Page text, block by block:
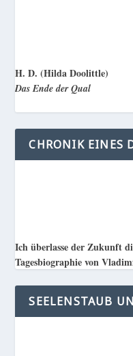
H. D. (Hilda Doolittle)
Das Ende der Qual
CHRONIK EINES
Ich überlasse der Zukunft
Tagesbiographie von
SEELENSTAUB